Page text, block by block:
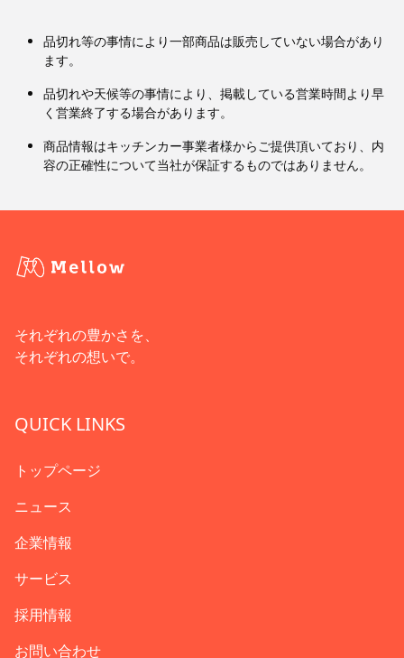
品切れ等の事情により一部商品は販売していない場合があり
ます。
品切れや天候等の事情により、掲載している営業時間より早
く営業終了する場合があります。
商品情報はキッチンカー事業者様からご提供頂いており、内
容の正確性について当社が保証するものではありません。
それぞれの豊かさを、
それぞれの想いで。
QUICK LINKS
トップページ
ニュース
企業情報
サービス
採用情報
お問い合わせ